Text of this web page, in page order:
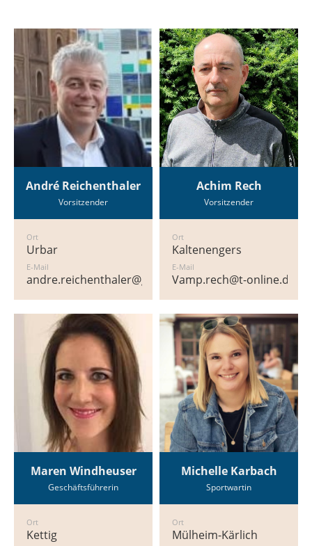
André Reichenthaler
Vorsitzender
Ort
Urbar
E-Mail
andre.reichenthaler@gmx.de
Achim Rech
Vorsitzender
Ort
Kaltenengers
E-Mail
Vamp.rech@t-online.de
Maren Windheuser
Geschäftsführerin
Ort
Kettig
Michelle Karbach
Sportwartin
Ort
Mülheim-Kärlich